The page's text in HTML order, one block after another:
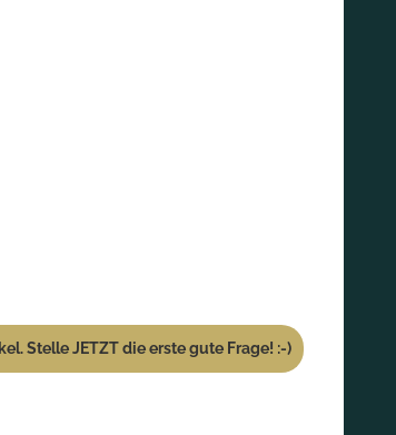
Stelle JETZT die erste gute Frage! :-)